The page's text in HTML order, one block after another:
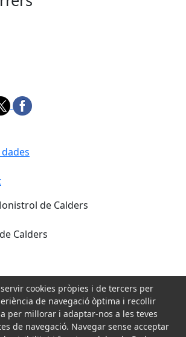
de Calders
Calders
de:
cookies pròpies i de tercers per
de navegació òptima i recollir
per millorar i adaptar-nos a les teves
de navegació. Navegar sense acceptar